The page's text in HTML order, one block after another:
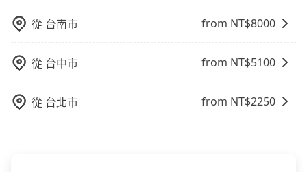
台確認。
在成本的控制，更是在傳統旺季（年假、端午、中秋、
用到不熟悉的司機或者轉單給其他車行的情況比同行更
低，如此便反應在服務品質的控管會更佳。但tripool網
保證前一天中午以前均可全額取消退費，如已經決定好
從 台南市 from NT$8000
從 台中市 from NT$5100
從 台北市 from NT$2250